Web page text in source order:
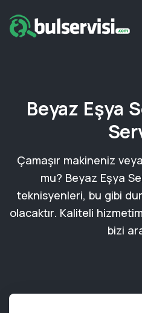
Beyaz Eşya
Çamaşır makineniz
mu? Beyaz Eşya
teknisyenleri, bu gibi
olacaktır. Kaliteli
bizi